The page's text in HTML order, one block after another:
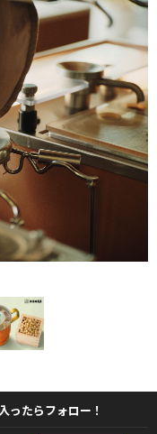
ったらフォロー！